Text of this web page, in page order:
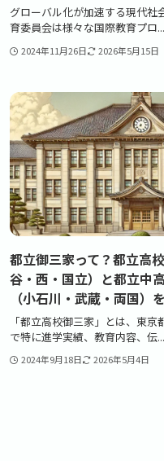
グローバル化が加速する現代社
育委員会は様々な国際教育プロ...
2024年11月26日 2026年5月15日
都立御三家って？都立高
谷・西・国立）と都立中
（小石川・武蔵・両国）
「都立高校御三家」とは、東
で特に進学実績、教育内容、伝...
2024年9月18日 2026年5月4日